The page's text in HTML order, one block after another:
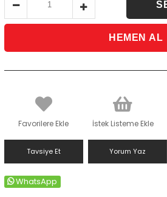
Favorilere Ekle İstek Listeme Ekle
Tavsiye Et Yorum Yaz
WhatsApp